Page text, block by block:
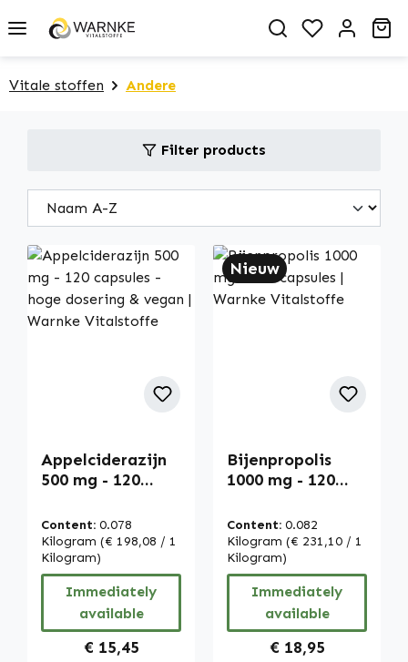
content You have 0
Vitale stoffen Andere
Filter products
Appelciderazijn
500 mg - 120
dosering & vegan
| Warnke
Vitalstoffe
Content: 0.078
Kilogram (€ 198,08 / 1
Kilogram)
Immediately
available
Regular price:
€ 15,45
Nieuw
Bijenpropolis
1000 mg - 120
Vitalstoffe
Content: 0.082
Kilogram (€ 231,10 / 1
Kilogram)
Immediately
available
Regular price:
€ 18,95